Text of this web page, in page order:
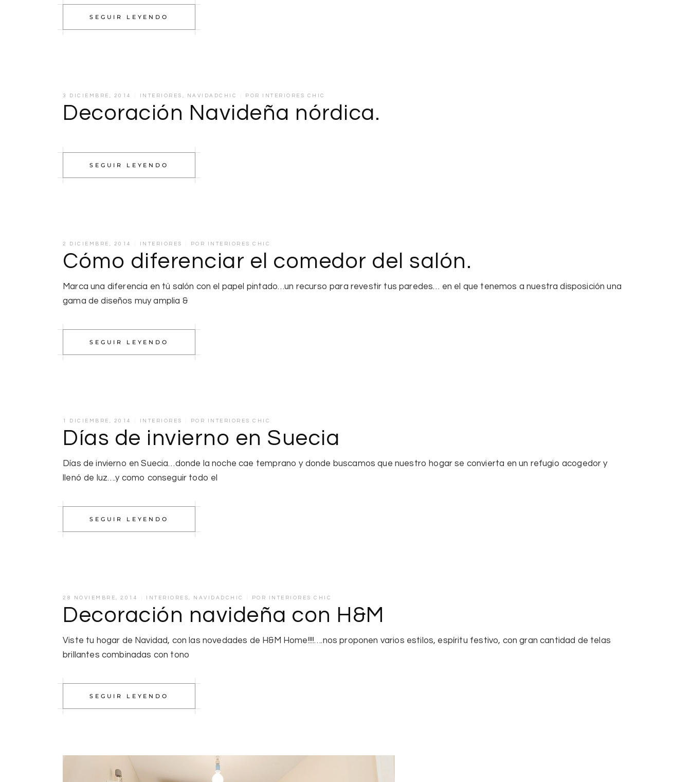
SEGUIR LEYENDO
3 DICIEMBRE, 2014 INTERIORES , NAVIDADCHIC POR INTERIORES CHIC
Decoración Navideña nórdica.
SEGUIR LEYENDO
2 DICIEMBRE, 2014 INTERIORES POR INTERIORES CHIC
Cómo diferenciar el comedor del salón.
Marca una diferencia en tú salón con el papel pintado…un recurso para revestir tus paredes… en el que tenemos a nuestra disposición una
gama de diseños muy amplia &
SEGUIR LEYENDO
1 DICIEMBRE, 2014 INTERIORES POR INTERIORES CHIC
Días de invierno en Suecia
Días de invierno en Suecia…donde la noche cae temprano y donde buscamos que nuestro hogar se convierta en un refugio acogedor y
llenó de luz….y como conseguir todo el
SEGUIR LEYENDO
28 NOVIEMBRE, 2014 INTERIORES , NAVIDADCHIC POR INTERIORES CHIC
Decoración navideña con H&M
Viste tu hogar de Navidad, con las novedades de H&M Home!!!!….nos proponen varios estilos, espíritu festivo, con gran cantidad de telas
brillantes combinadas con tono
SEGUIR LEYENDO